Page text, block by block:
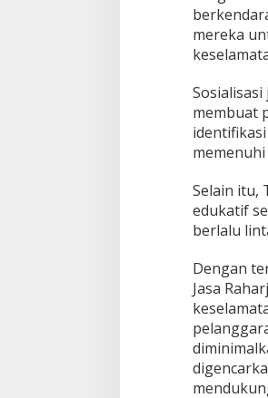
mereka
membuat
Selain itu,
edukatif
berlalu
Dengan
Jasa